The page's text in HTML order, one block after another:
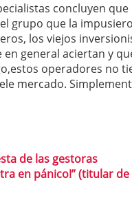
concluyen
grupo que la
los viejos
general aciertan y
operadores no
mercado.
de las gestoras
en pánico!” (titular